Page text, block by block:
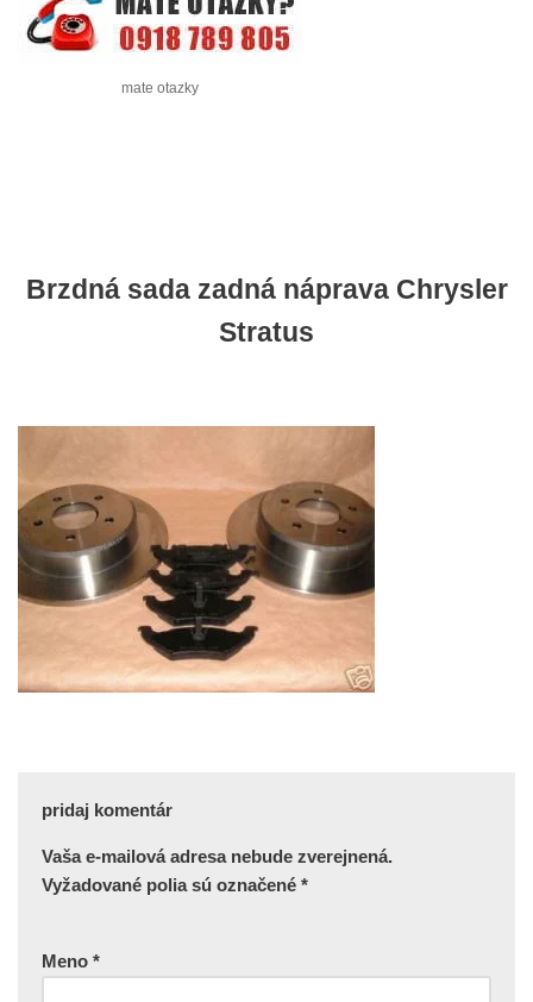
mate otazky
Brzdná sada zadná náprava Chrysler
Stratus
pridaj komentár
Vaša e-mailová adresa nebude zverejnená.
Vyžadované polia sú označené *
Meno *